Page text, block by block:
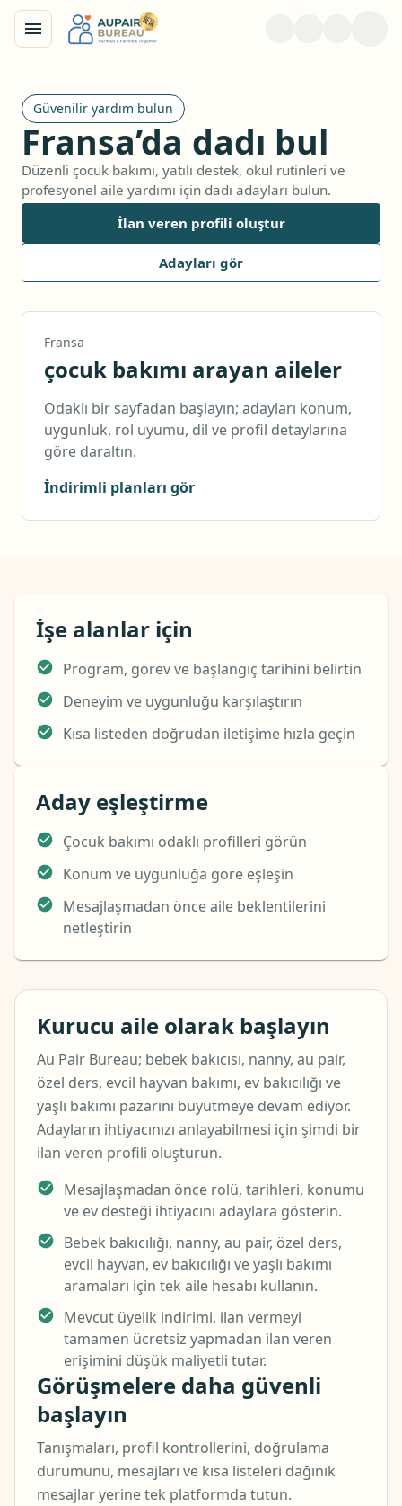
Güvenilir yardım bulun
Fransa’da dadı bul
Düzenli çocuk bakımı, yatılı destek, okul rutinleri ve
profesyonel aile yardımı için dadı adayları bulun.
İlan veren profili oluştur
Adayları gör
Fransa
çocuk bakımı arayan aileler
Odaklı bir sayfadan başlayın; adayları konum,
uygunluk, rol uyumu, dil ve profil detaylarına
göre daraltın.
İndirimli planları gör
İşe alanlar için
Program, görev ve başlangıç tarihini belirtin
Deneyim ve uygunluğu karşılaştırın
Kısa listeden doğrudan iletişime hızla geçin
Aday eşleştirme
Çocuk bakımı odaklı profilleri görün
Konum ve uygunluğa göre eşleşin
Mesajlaşmadan önce aile beklentilerini
netleştirin
Kurucu aile olarak başlayın
Au Pair Bureau; bebek bakıcısı, nanny, au pair,
özel ders, evcil hayvan bakımı, ev bakıcılığı ve
yaşlı bakımı pazarını büyütmeye devam ediyor.
Adayların ihtiyacınızı anlayabilmesi için şimdi bir
ilan veren profili oluşturun.
Mesajlaşmadan önce rolü, tarihleri, konumu
ve ev desteği ihtiyacını adaylara gösterin.
Bebek bakıcılığı, nanny, au pair, özel ders,
evcil hayvan, ev bakıcılığı ve yaşlı bakımı
aramaları için tek aile hesabı kullanın.
Mevcut üyelik indirimi, ilan vermeyi
tamamen ücretsiz yapmadan ilan veren
erişimini düşük maliyetli tutar.
Görüşmelere daha güvenli
başlayın
Tanışmaları, profil kontrollerini, doğrulama
durumunu, mesajları ve kısa listeleri dağınık
mesajlar yerine tek platformda tutun.